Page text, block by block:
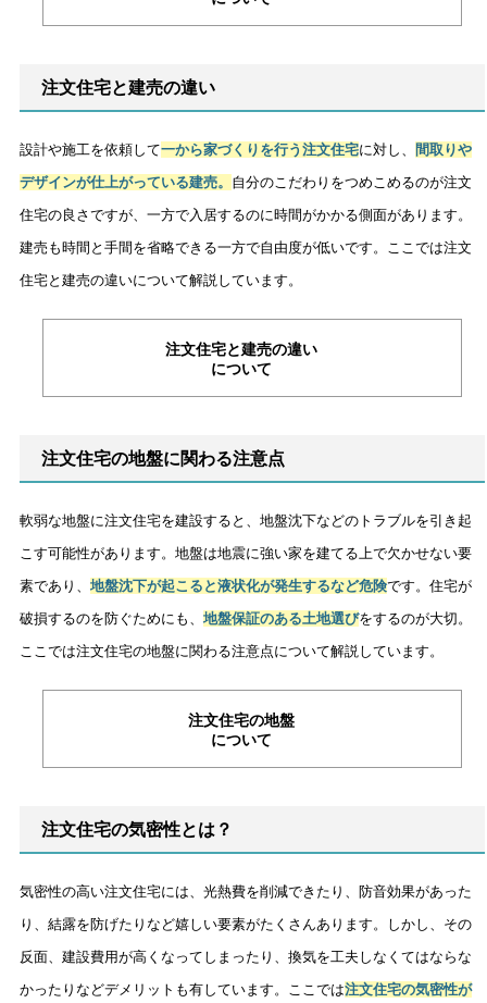
注文住宅と建売の違い
設計や施工を依頼して一から家づくりを行う注文住宅に対し、
間取りや
デザインが仕上がっている建売。 自分のこだわりをつめこめるのが注文
住宅の良さですが、一方で入居するのに時間がかかる側面があります。
建売も時間と手間を省略できる一方で自由度が低いです。ここでは注文
住宅と建売の違いについて解説しています。
注文住宅と建売の違い
について
注文住宅の地盤に関わる注意点
軟弱な地盤に注文住宅を建設すると、地盤沈下などのトラブルを引き起
こす可能性があります。地盤は地震に強い家を建てる上で欠かせない要
素であり、 地盤沈下が起こると液状化が発生するなど危険です。住宅が
破損するのを防ぐためにも、 地盤保証のある土地選びをするのが大切。
ここでは注文住宅の地盤に関わる注意点について解説しています。
注文住宅の地盤
について
注文住宅の気密性とは？
気密性の高い注文住宅には、光熱費を削減できたり、防音効果があった
り、結露を防げたりなど嬉しい要素がたくさんあります。しかし、その
反面、建設費用が高くなってしまったり、換気を工夫しなくてはならな
かったりなどデメリットも有しています。ここでは注文住宅の気密性が